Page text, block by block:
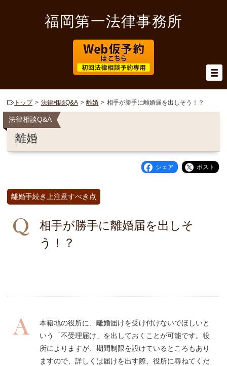
福岡第一法律事務所
トップ 法律相談Q&A 離婚 相手が勝手に離婚届を出しそう！？
法律相談Q&A
離婚
シェア ポスト
離婚手続き上注意すべき点
相手が勝手に離婚届を出しそ
う！？
本籍地の役所に、離婚届けを受け付けないでほしいと
いう「不受理届け」を出しておくことが可能です。役
所によりますが、期間制限を設けているところもあり
ますので、詳しくは届けを出す際、役所に尋ねてくだ